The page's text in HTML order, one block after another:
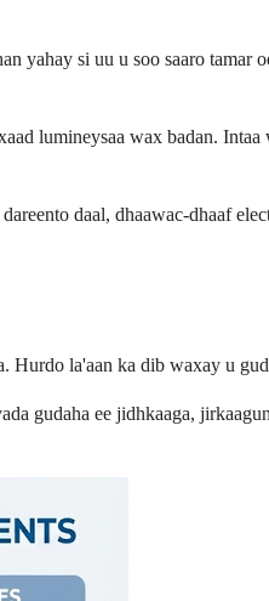
yahay si uu u soo saaro tamar
lumineysaa wax badan.
daal, dhaawac-dhaaf
Hurdo la'aan ka dib waxay u
gudaha ee jidhkaaga,